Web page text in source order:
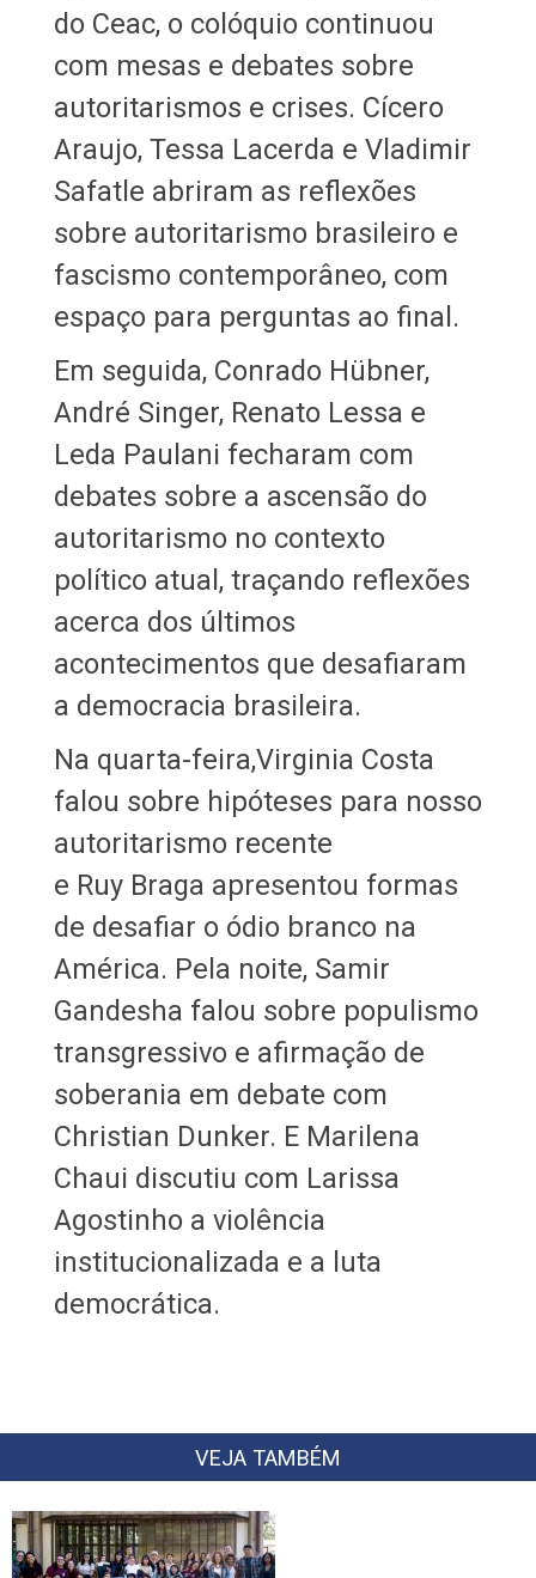
do Ceac, o colóquio continuou
com mesas e debates sobre
autoritarismos e crises. Cícero
Araujo, Tessa Lacerda e Vladimir
Safatle abriram as reflexões
sobre autoritarismo brasileiro e
fascismo contemporâneo, com
espaço para perguntas ao final.
Em seguida, Conrado Hübner,
André Singer, Renato Lessa e
Leda Paulani fecharam com
debates sobre a ascensão do
autoritarismo no contexto
político atual, traçando reflexões
acerca dos últimos
acontecimentos que desafiaram
a democracia brasileira.
Na quarta-feira,Virginia Costa
falou sobre hipóteses para nosso
autoritarismo recente
e Ruy Braga apresentou formas
de desafiar o ódio branco na
América. Pela noite, Samir
Gandesha falou sobre populismo
transgressivo e afirmação de
soberania em debate com
Christian Dunker. E Marilena
Chaui discutiu com Larissa
Agostinho a violência
institucionalizada e a luta
democrática.
VEJA TAMBÉM